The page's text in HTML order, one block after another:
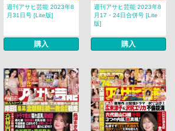
週刊アサヒ芸能 2023年8
月31日号 [Lite版]
購入
週刊アサヒ芸能 2023年8
月17・24日合併号 [Lite
版]
購入